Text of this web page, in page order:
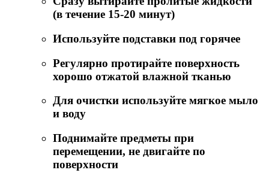
(в течение 15-20 минут)
Используйте подставки под горячее
Регулярно протирайте поверхность
хорошо отжатой влажной тканью
Для очистки используйте мягкое мыло
и воду
Поднимайте предметы при
перемещении, не двигайте по
поверхности